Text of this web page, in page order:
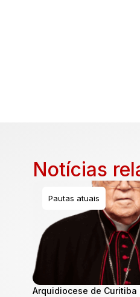
Notícias
Pautas atuais
Arquidiocese de Curitiba